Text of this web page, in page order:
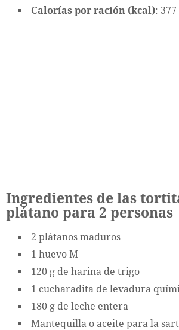
Calorías por ración (kcal): 377
Ingredientes de las
plátano para 2 personas
2 plátanos maduros
1 huevo M
120 g de harina de trigo
1 cucharadita de levadura
180 g de leche entera
Mantequilla o aceite para la